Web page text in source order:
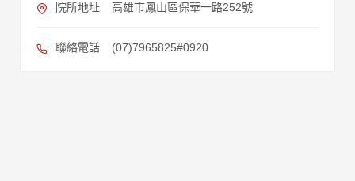
院所地址 高雄市鳳山區保華一路252號
聯絡電話 (07)7965825#0920